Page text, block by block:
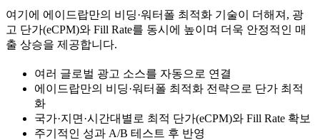
여기에 에이드랍만의 비딩·워터폴 최적화 기술이 더해져, 광
고 단가(eCPM)와 Fill Rate를 동시에 높이며 더욱 안정적인 매
출 상승을 제공합니다.
여러 글로벌 광고 소스를 자동으로 연결
에이드랍만의 비딩·워터폴 최적화 전략으로 단가 최적
화
국가·지면·시간대별로 최적 단가(eCPM)와 Fill Rate 확보
주기적인 성과 A/B 테스트 후 반영